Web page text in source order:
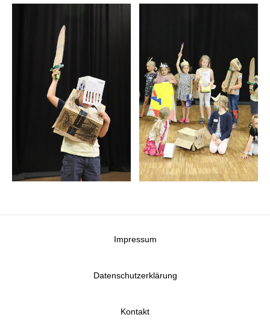
Impressum
Datenschutzerklärung
Kontakt